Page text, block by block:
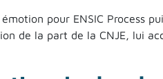
pour ENSIC Process
de la part de la CNJE, lui
: la montée en puissance